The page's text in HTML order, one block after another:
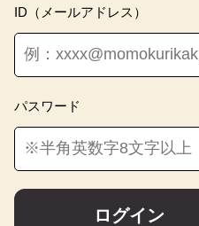
ID（メールアドレス）
パスワード
ログイン